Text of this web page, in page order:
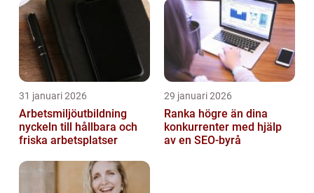
31 januari 2026
Arbetsmiljöutbildning
nyckeln till hållbara och
friska arbetsplatser
29 januari 2026
Ranka högre än dina
konkurrenter med hjälp
av en SEO-byrå